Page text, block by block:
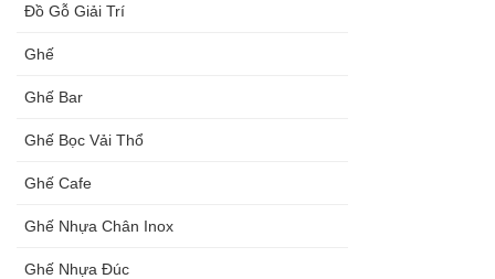
Đồ Gỗ Giải Trí
Ghế
Ghế Bar
Ghế Bọc Vải Thổ
Ghế Cafe
Ghế Nhựa Chân Inox
Ghế Nhựa Đúc